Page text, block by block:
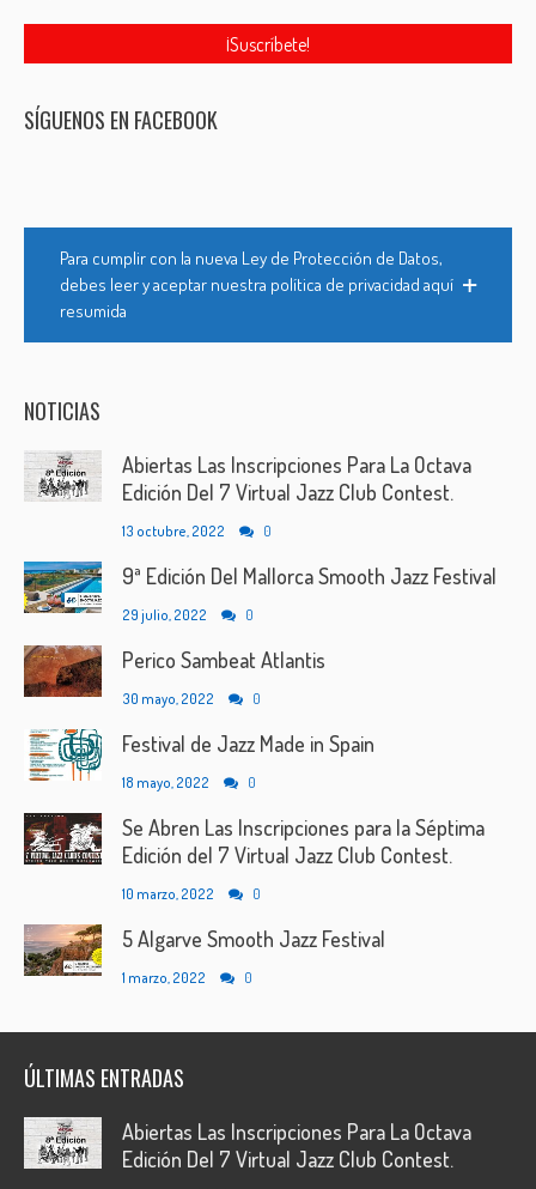
SÍGUENOS EN FACEBOOK
Para cumplir con la nueva Ley de Protección de Datos,
debes leer y aceptar nuestra política de privacidad aquí
resumida
NOTICIAS
Abiertas Las Inscripciones Para La Octava
Edición Del 7 Virtual Jazz Club Contest.
13 octubre, 2022 0
9ª Edición Del Mallorca Smooth Jazz Festival
29 julio, 2022 0
Perico Sambeat Atlantis
30 mayo, 2022 0
Festival de Jazz Made in Spain
18 mayo, 2022 0
Se Abren Las Inscripciones para la Séptima
Edición del 7 Virtual Jazz Club Contest.
10 marzo, 2022 0
5 Algarve Smooth Jazz Festival
1 marzo, 2022 0
ÚLTIMAS ENTRADAS
Abiertas Las Inscripciones Para La Octava
Edición Del 7 Virtual Jazz Club Contest.